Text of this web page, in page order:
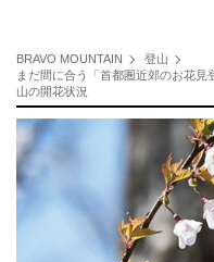
BRAVO MOUNTAIN
登山
まだ間に合う「首都圏近郊のお花
山の開花状況